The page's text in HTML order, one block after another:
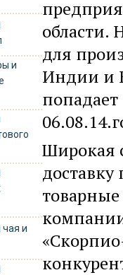
и
и
области.
для
Индии и
Широкая
доставку